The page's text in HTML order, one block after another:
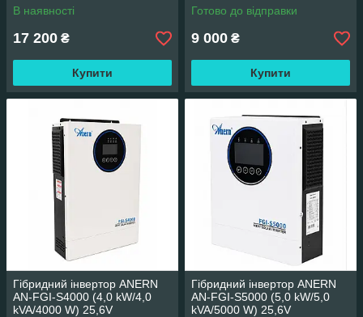
1280Wh+інвертор 1.2KW
підлоговий
В наявності
17 200 ₴
Купити
Готово до відправки
9 000 ₴
Купити
Гібридний інвертор ANERN
AN-FGI-S4000 (4,0 kW/4,0
kVA/4000 W) 25,6V
Гібридний інвертор ANERN
AN-FGI-S5000 (5,0 kW/5,0
kVA/5000 W) 25,6V